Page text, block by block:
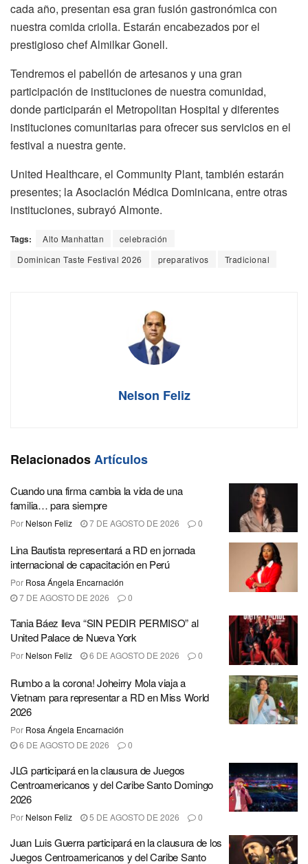
cada año, presentan esa gran fusión gastronómica con
nuestra comida criolla. Estarán encabezados por el
prestigioso chef Almilkar Gonell.
Tendremos el pabellón de artesanos y una gran
participación de instituciones de nuestra comunidad,
donde participarán el Metropolitan Hospital y diferentes
instituciones comunitarias para ofrecer sus servicios en el
festival a nuestra gente.
United Healthcare, el Community Plant, también estarán
presentes; la Asociación Médica Dominicana, entre otras
instituciones, subrayó Almonte.
Tags: Alto Manhattan
celebración
Dominican Taste Festival 2026
preparativos Tradicional
Nelson Feliz
RelacionadosArtículos
Cuando una firma cambia la vida de una
familia… para siempre
Por Nelson Feliz 7 DE AGOSTO DE 2026 0
Lina Bautista representará a RD en jornada
internacional de capacitación en Perú
Por Rosa Ángela Encarnación
7 DE AGOSTO DE 2026
0
Tania Báez lleva “SIN PEDIR PERMISO” al
United Palace de Nueva York
Por Nelson Feliz 6 DE AGOSTO DE 2026 0
Rumbo a la corona! Joheirry Mola viaja a
Vietnam para representar a RD en Miss World
2026
Por Rosa Ángela Encarnación
6 DE AGOSTO DE 2026
0
JLG participará en la clausura de Juegos
Centroamericanos y del Caribe Santo Domingo
2026
Por Nelson Feliz 5 DE AGOSTO DE 2026 0
Juan Luis Guerra participará en la clausura de los
Juegos Centroamericanos y del Caribe Santo